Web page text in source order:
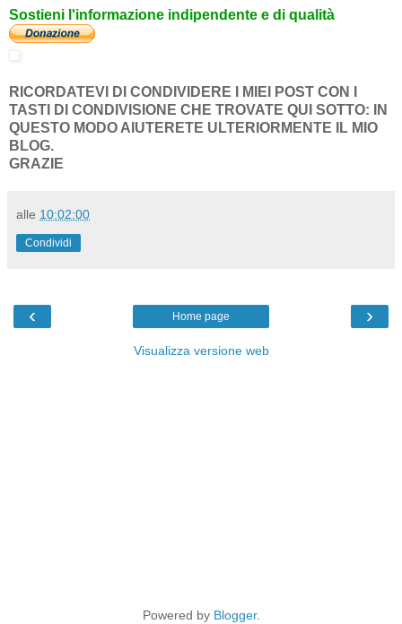
Sostieni l'informazione indipendente e di qualità
RICORDATEVI DI CONDIVIDERE I MIEI POST CON I
TASTI DI CONDIVISIONE CHE TROVATE QUI SOTTO: IN
QUESTO MODO AIUTERETE ULTERIORMENTE IL MIO
BLOG.
GRAZIE
alle 10:02:00
Condividi
‹ ›
Home page
Visualizza versione web
Powered by Blogger.